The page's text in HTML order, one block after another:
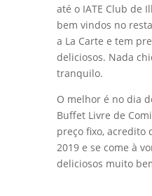
até o IATE Club de
bem vindos no
a La Carte e tem
deliciosos. Nada
tranquilo.
O melhor é no dia
Buffet Livre de
preço fixo, acredito
2019 e se come à
deliciosos muito